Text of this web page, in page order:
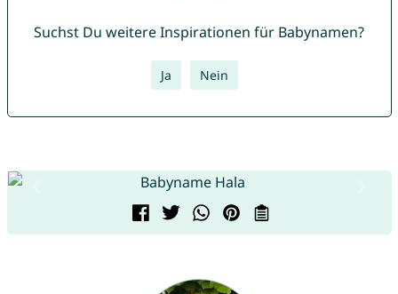
Suchst Du weitere Inspirationen für Babynamen?
Ja Nein